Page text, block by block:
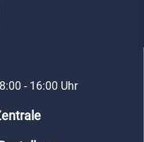
- 16:00 Uhr